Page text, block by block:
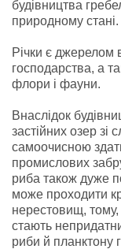
будівництва
природному стані.
Річки є джерелом
господарства, а
флори і фауни.
Внаслідок
застійних озер
самоочисною
промислових
риба також дуже
може проходити
нерестовищ,
стають
риби й планктону